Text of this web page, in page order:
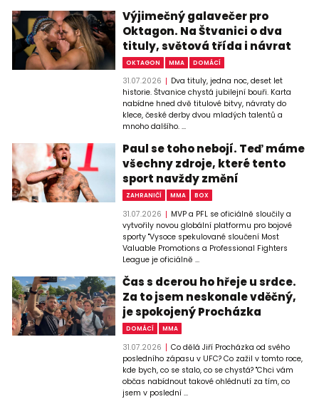
Výjimečný galavečer pro
Oktagon. Na Štvanici o dva
tituly, světová třída i návrat
OKTAGON MMA DOMÁCÍ
31.07.2026
Dva tituly, jedna noc, deset let
historie. Štvanice chystá jubilejní bouři. Karta
nabídne hned dvě titulové bitvy, návraty do
klece, české derby dvou mladých talentů a
mnoho dalšího. ...
Paul se toho nebojí. Teď máme
všechny zdroje, které tento
sport navždy změní
ZAHRANIČÍ MMA BOX
31.07.2026
MVP a PFL se oficiálně sloučily a
vytvořily novou globální platformu pro bojové
sporty "Vysoce spekulované sloučení Most
Valuable Promotions a Professional Fighters
League je oficiálně ...
Čas s dcerou ho hřeje u srdce.
Za to jsem neskonale vděčný,
je spokojený Procházka
DOMÁCÍ MMA
31.07.2026
Co dělá Jiří Procházka od svého
posledního zápasu v UFC? Co zažil v tomto roce,
kde bych, co se stalo, co se chystá? "Chci vám
občas nabídnout takové ohlédnutí za tím, co
jsem v poslední ...